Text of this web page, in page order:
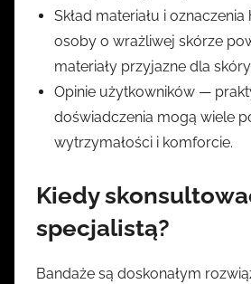
Skład materiału i
osoby o wrażliwej skórze
materiały przyjazne dla skóry.
Opinie użytkowników —
doświadczenia mogą wiele
wytrzymałości i komforcie.
Kiedy
specjalistą?
Bandaże są doskonałym